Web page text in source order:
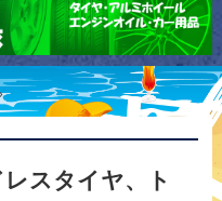
レスタイヤ、ト